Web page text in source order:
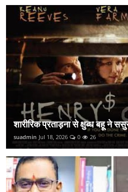
शारीरिक प्रताड़ना से क्षुब्ध बहू ने
suadmin Jul 18, 2026 0 26